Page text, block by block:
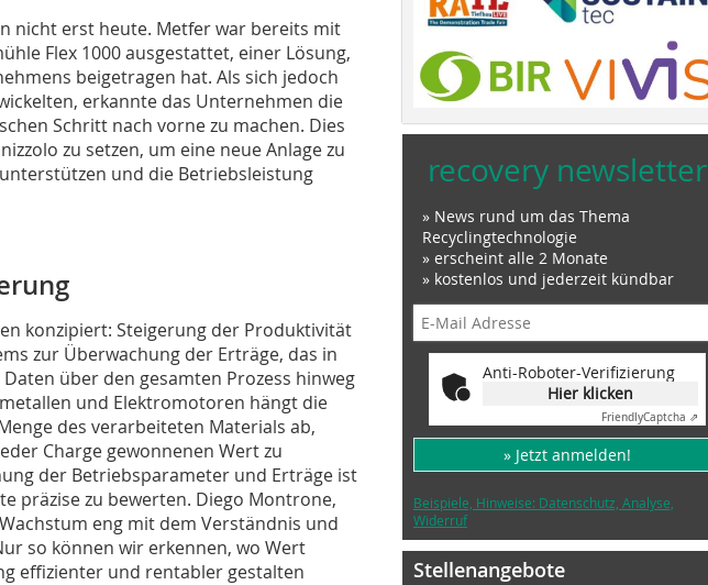
nicht erst heute. Metfer war bereits mit
Flex 1000 ausgestattet, einer Lösung,
beigetragen hat. Als sich jedoch
erkannte das Unternehmen die
Schritt nach vorne zu machen. Dies
zu setzen, um eine neue Anlage zu
und die Betriebsleistung
konzipiert: Steigerung der Produktivität
zur Überwachung der Erträge, das in
über den gesamten Prozess hinweg
und Elektromotoren hängt die
des verarbeiteten Materials ab,
Charge gewonnenen Wert zu
der Betriebsparameter und Erträge ist
präzise zu bewerten. Diego Montrone,
eng mit dem Verständnis und
so können wir erkennen, wo Wert
effizienter und rentabler gestalten
recovery newsletter
» News rund um das Thema
Recyclingtechnologie
» erscheint alle 2 Monate
» kostenlos und jederzeit kündbar
Anti-Roboter-Verifizierung
Hier klicken
FriendlyCaptcha ⇗
» Jetzt anmelden!
Beispiele, Hinweise: Datenschutz, Analyse,
Widerruf
Stellenangebote